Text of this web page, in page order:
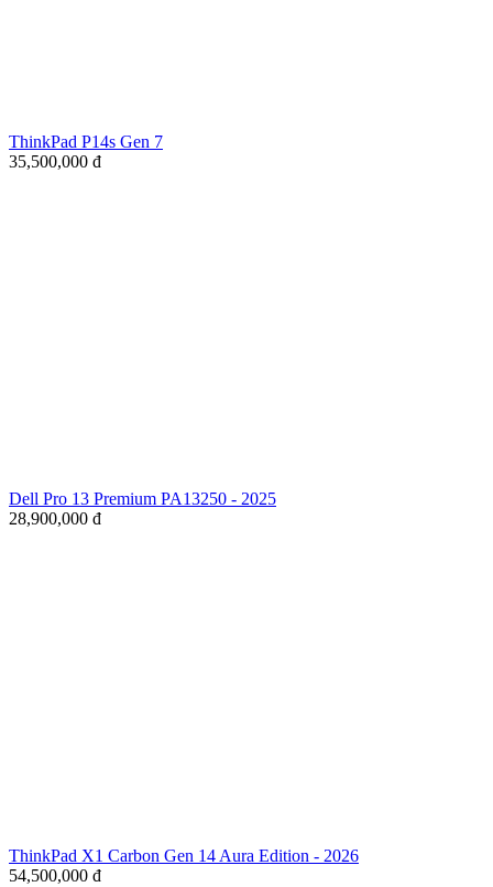
ThinkPad P14s Gen 7
35,500,000 đ
Dell Pro 13 Premium PA13250 - 2025
28,900,000 đ
ThinkPad X1 Carbon Gen 14 Aura Edition - 2026
54,500,000 đ